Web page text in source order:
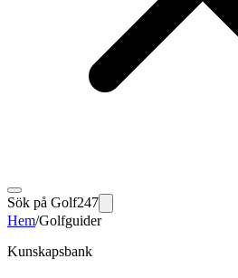
Sök på Golf247
Hem/Golfguider
Kunskapsbank